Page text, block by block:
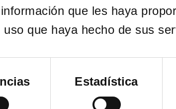
que les haya
que haya hecho de sus
Estadística
VPS no asume ninguna responsabilidad
ningún caso implican relación alguna entre